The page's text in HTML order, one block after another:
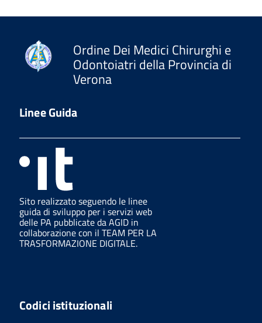
Ordine Dei Medici Chirurghi e
Odontoiatri della Provincia di
Verona
Linee Guida
Sito realizzato seguendo le linee
guida di sviluppo per i servizi web
delle PA pubblicate da AGID in
collaborazione con il TEAM PER LA
TRASFORMAZIONE DIGITALE.
Codici istituzionali